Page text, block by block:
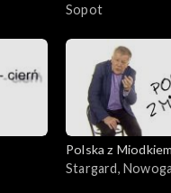
Sopot
Polska z Miodkiem
Stargard,